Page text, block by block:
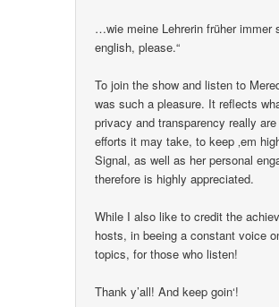
…wie meine Lehrerin früher immer
english, please.“
To join the show and listen to
was such a pleasure. It reflects
privacy and transparency really
efforts it may take, to keep ‚em
Signal, as well as her personal
therefore is highly appreciated.
While I also like to credit the
hosts, in beeing a constant voice
topics, for those who listen!
Thank y’all! And keep goin‘!